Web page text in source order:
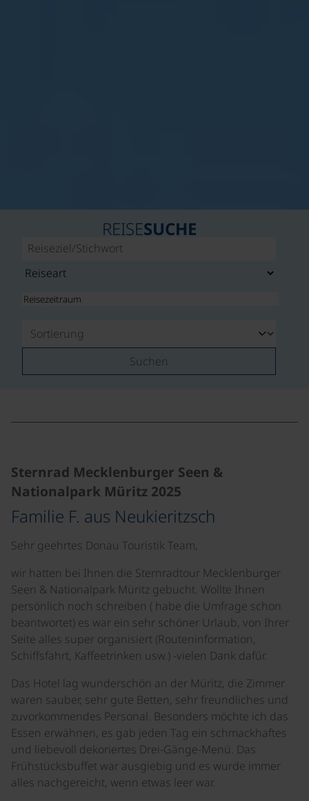
REISESUCHE
Suchen
Sternrad Mecklenburger Seen &
Nationalpark Müritz 2025
Familie F. aus Neukieritzsch
Sehr geehrtes Donau Touristik Team,
wir hatten bei Ihnen die Sternradtour Mecklenburger
Seen & Nationalpark Müritz gebucht. Wollte Ihnen
persönlich noch schreiben ( habe die Umfrage schon
beantwortet) es war ein sehr schöner Urlaub, von Ihrer
Seite alles super organisiert (Routeninformation,
Schiffsfahrt, Kaffeetrinken usw.) -vielen Dank dafür.
Das Hotel lag wunderschön an der Müritz, die Zimmer
waren sauber, sehr gute Betten, sehr freundliches und
zuvorkommendes Personal. Besonders möchte ich das
Essen erwähnen, es gab jeden Tag ein schmackhaftes
und liebevoll dekoriertes Drei-Gänge-Menü. Das
Frühstücksbuffet war ausgiebig und es wurde immer
alles nachgereicht, wenn etwas leer war.